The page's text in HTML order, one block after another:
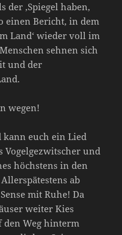
der ‚Spiegel haben,
einen Bericht, in dem
Land‘ wieder voll im
sehnen sich
und der
wegen!
euch ein Lied
Vogelgezwitscher und
höchstens in den
ab
mit Ruhe! Da
weiter Kies
den Weg hinterm